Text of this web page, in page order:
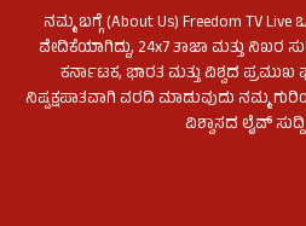
ನಮ್ಮ ಬಗ್ಗೆ (About Us) Freedom TV
ವೇದಿಕೆಯಾಗಿದ್ದು, 24x7 ತಾಜಾ ಮತ್ತು ನಿಖರ
ಕರ್ನಾಟಕ, ಭಾರತ ಮತ್ತು ವಿಶ್ವದ
ನಿಷ್ಪಕ್ಷಪಾತವಾಗಿ ವರದಿ ಮಾಡುವುದು ನಮ್ಮ
ವಿಶ್ವಾಸದ ಲೈವ್